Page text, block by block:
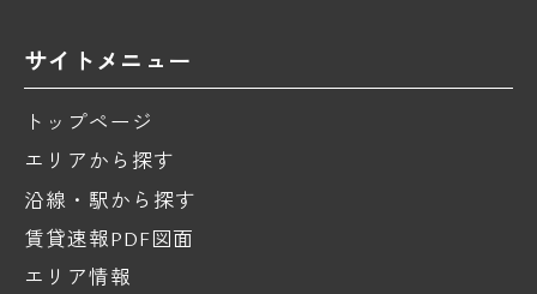
サイトメニュー
トップページ
エリアから探す
沿線・駅から探す
賃貸速報PDF図面
エリア情報